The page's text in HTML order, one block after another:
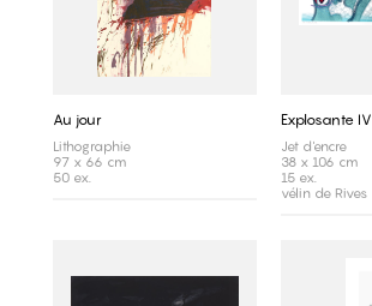
Au jour
Lithographie
97 x 66 cm
50 ex.
Explosante IV
Jet d'encre
38 x 106 cm
15 ex.
vélin de Rives